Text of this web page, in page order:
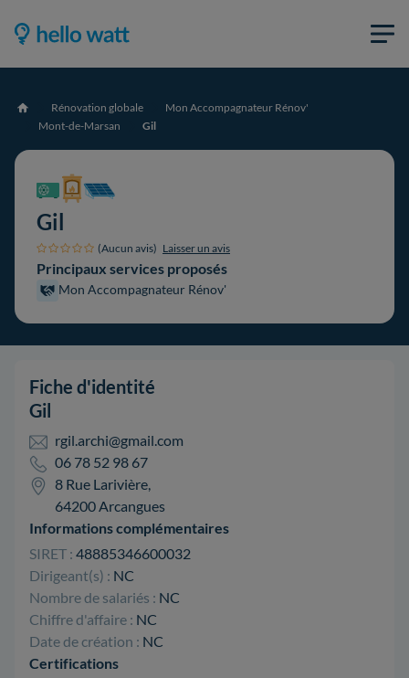
Accueil Rénovation globale
Mon Accompagnateur Rénov'
Mont-de-Marsan
Gil
Gil
(Aucun avis) Laisser un avis
Principaux services proposés
Mon Accompagnateur Rénov'
Fiche d'identité
Gil
rgil.archi@gmail.com
06 78 52 98 67
8 Rue Larivière,
64200 Arcangues
Informations complémentaires
SIRET : 48885346600032
Dirigeant(s) : NC
Nombre de salariés : NC
Chiffre d'affaire : NC
Date de création : NC
Certifications